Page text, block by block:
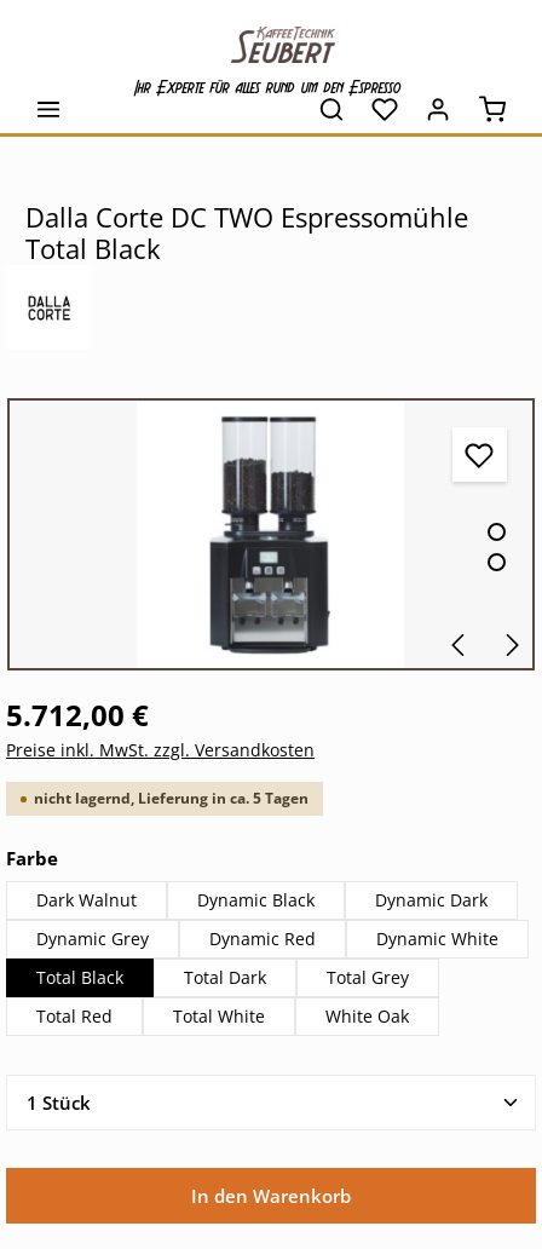
Ihr Experte für alles rund um den Espresso
Dalla Corte DC TWO Espressomühle
Total Black
5.712,00 €
Preise inkl. MwSt. zzgl. Versandkosten
nicht lagernd, Lieferung in ca. 5 Tagen
Farbeauswählen
Dark Walnut Dynamic Black
Dynamic Dark
Dynamic Grey
Dynamic Red
Dynamic White
Total Black
Total Dark
Total Grey
Total Red
Total White White Oak
Produkt Anzahl: Gib den gewünschten Wert ein
In den Warenkorb